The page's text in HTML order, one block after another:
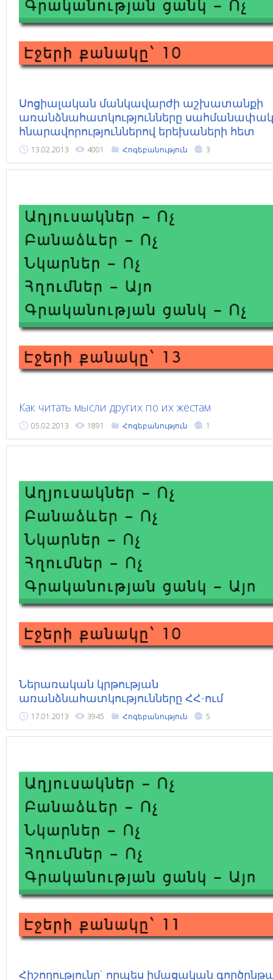
Սոցիալական մանկավարժի աշխատանքի
առանձնահատկությունները սահմանափակ
հնարավորություններով երեխաների հետ
13.02.2013 4001 Հոգեբանություն 3
Как читать мысли других по их жестам
05.02.2013 1891 Հոգեբանություն 1
Ներառական կրթության
առանձնահատկությունները ՀՀ-ում
17.01.2013 3945 Հոգեբանություն 5
Հիշողությունը` որպես իմացական